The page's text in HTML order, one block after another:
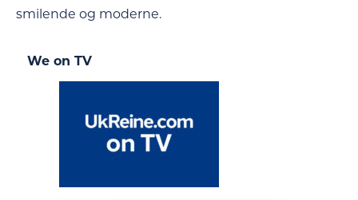
smilende og moderne.
We on TV